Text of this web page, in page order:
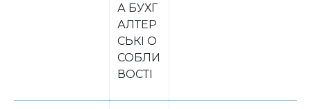
А БУХГ
АЛТЕР
СЬКІ О
СОБЛИ
ВОСТІ